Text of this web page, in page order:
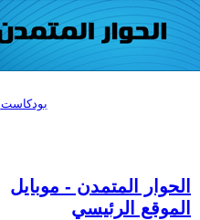
بودكاست
الحوار المتمدن - موبايل
الموقع الرئيسي